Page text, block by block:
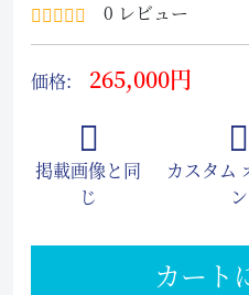
0 レビュー
価格: 265,000円
掲載画像と同
じ
カスタム
ン
カート